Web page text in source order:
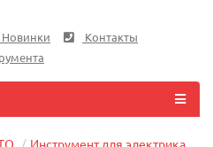
Новинки
Контакты